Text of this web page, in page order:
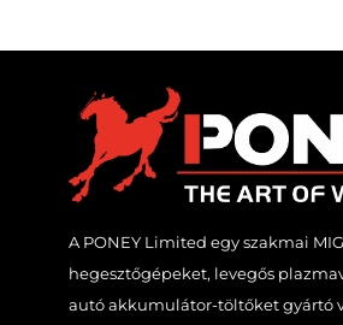
A PONEY Limited egy szakmai
hegesztőgépeket, levegős
autó akkumulátor-töltőket gyártó